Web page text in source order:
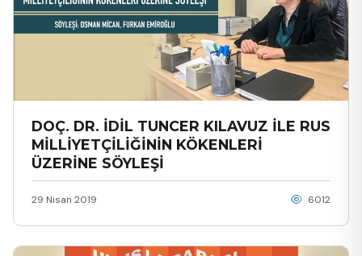
DOÇ. DR. İDİL TUNCER KILAVUZ İLE RUS
MİLLİYETÇİLİĞİNİN KÖKENLERİ
ÜZERİNE SÖYLEŞİ
29 Nisan 2019 6012